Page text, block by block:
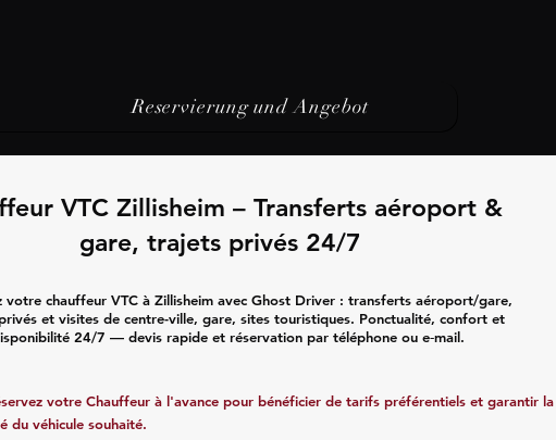
Reservierung und Angebot
VTC Zillisheim – Transferts aéroport &
gare, trajets privés 24/7
votre chauffeur VTC à Zillisheim avec Ghost Driver : transferts aéroport/gare,
et visites de centre-ville, gare, sites touristiques. Ponctualité, confort et
24/7 — devis rapide et réservation par téléphone ou e‑mail.
votre Chauffeur à l'avance pour bénéficier de tarifs préférentiels et garantir la
du véhicule souhaité.